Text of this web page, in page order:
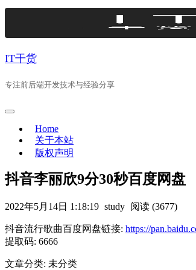
Skip
IT干货
专注前后端开发技术与经验分享
Home
关于本站
版权声明
抖音李丽欣9分30秒百度网盘
2022年5月14日 1:18:19 study 阅读 (3677)
抖音流行歌曲百度网盘链接: https://
提取码: 6666
文章分类: 未分类